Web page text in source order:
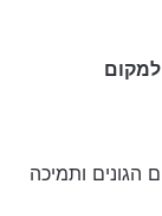
הגונים ותמיכה